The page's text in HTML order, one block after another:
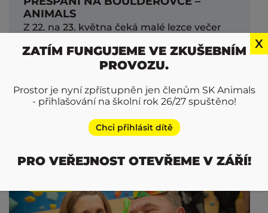
ANIMALS
Z 22. na 23. května čeká malé lezce večer
plný lezení, her, noční bojovky i pohádky
před spaním. Akce je určená pro děti z
přípravek (5–7 a 8–11 let), které si chtějí užít
Jungle trochu jinak než jen na tréninku.
Přespání proběhne přímo na boulderovce
ZATÍM FUNGUJEME VE ZKUŠEBNÍM
PROVOZU.
Prostor je nyní zpřístupněn jen členům SK Animals
- přihlašování na školní rok 26/27 spuštěno!
Chci přihlásit dítě
PRO VEŘEJNOST OTEVŘEME V ZÁŘÍ!
X